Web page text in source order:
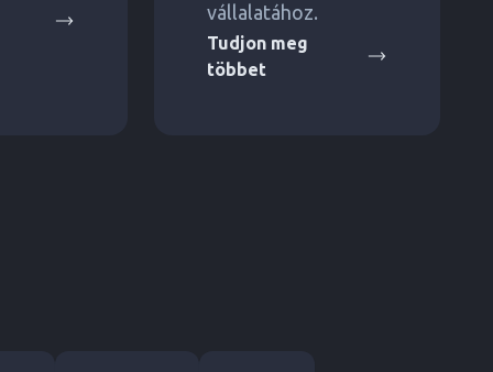
vállalatához.
Tudjon meg
többet